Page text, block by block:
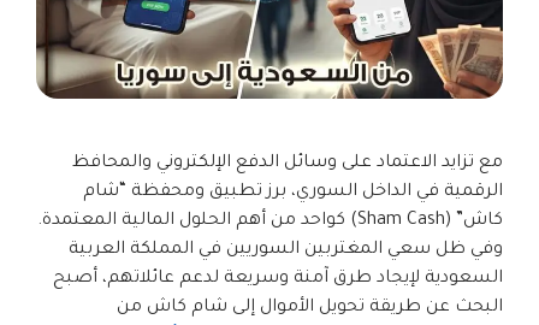
مع تزايد الاعتماد على وسائل الدفع الإلكتروني والمحافظ
الرقمية في الداخل السوري، برز تطبيق ومحفظة “شام
كاش” (Sham Cash) كواحد من أهم الحلول المالية المعتمدة.
وفي ظل سعي المغتربين السوريين في المملكة العربية
السعودية لإيجاد طرق آمنة وسريعة لدعم عائلاتهم، أصبح
البحث عن طريقة تحويل الأموال إلى شام كاش من